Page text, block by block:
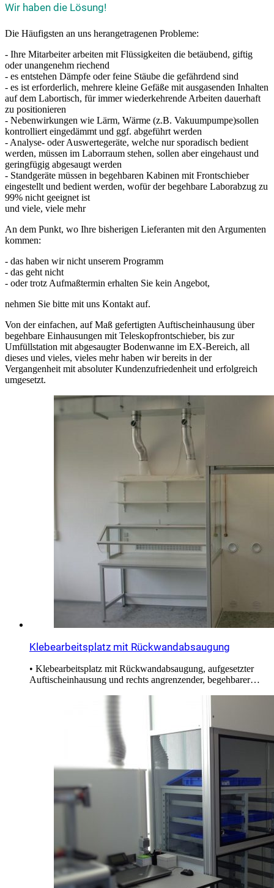
Wir haben die Lösung!
Die Häufigsten an uns herangetragenen Probleme:
- Ihre Mitarbeiter arbeiten mit Flüssigkeiten die betäubend, giftig
oder unangenehm riechend
- es entstehen Dämpfe oder feine Stäube die gefährdend sind
- es ist erforderlich, mehrere kleine Gefäße mit ausgasenden Inhalten
auf dem Labortisch, für immer wiederkehrende Arbeiten dauerhaft
zu positionieren
- Nebenwirkungen wie Lärm, Wärme (z.B. Vakuumpumpe)sollen
kontrolliert eingedämmt und ggf. abgeführt werden
- Analyse- oder Auswertegeräte, welche nur sporadisch bedient
werden, müssen im Laborraum stehen, sollen aber eingehaust und
geringfügig abgesaugt werden
- Standgeräte müssen in begehbaren Kabinen mit Frontschieber
eingestellt und bedient werden, wofür der begehbare Laborabzug zu
99% nicht geeignet ist
und viele, viele mehr
An dem Punkt, wo Ihre bisherigen Lieferanten mit den Argumenten
kommen:
- das haben wir nicht unserem Programm
- das geht nicht
- oder trotz Aufmaßtermin erhalten Sie kein Angebot,
nehmen Sie bitte mit uns Kontakt auf.
Von der einfachen, auf Maß gefertigten Auftischeinhausung über
begehbare Einhausungen mit Teleskopfrontschieber, bis zur
Umfüllstation mit abgesaugter Bodenwanne im EX-Bereich, all
dieses und vieles, vieles mehr haben wir bereits in der
Vergangenheit mit absoluter Kundenzufriedenheit und erfolgreich
umgesetzt.
Klebearbeitsplatz mit Rückwandabsaugung
• Klebearbeitsplatz mit Rückwandabsaugung, aufgesetzter
Auftischeinhausung und rechts angrenzender, begehbarer…